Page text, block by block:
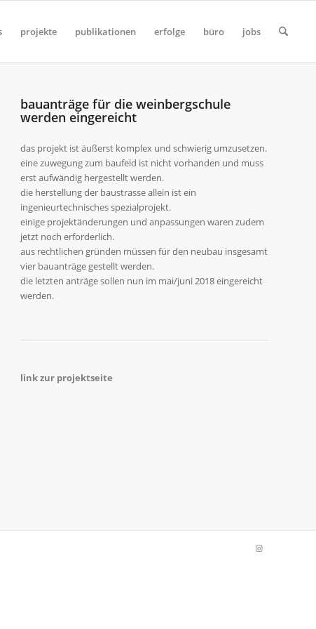
projekte publikationen erfolge büro jobs
bauanträge für die weinbergschule
werden eingereicht
das projekt ist äußerst komplex und schwierig umzusetzen.
eine zuwegung zum baufeld ist nicht vorhanden und muss
erst aufwändig hergestellt werden.
die herstellung der baustrasse allein ist ein
ingenieurtechnisches spezialprojekt.
einige projektänderungen und anpassungen waren zudem
jetzt noch erforderlich.
aus rechtlichen gründen müssen für den neubau insgesamt
vier bauanträge gestellt werden.
die letzten anträge sollen nun im mai/juni 2018 eingereicht
werden.
link zur projektseite